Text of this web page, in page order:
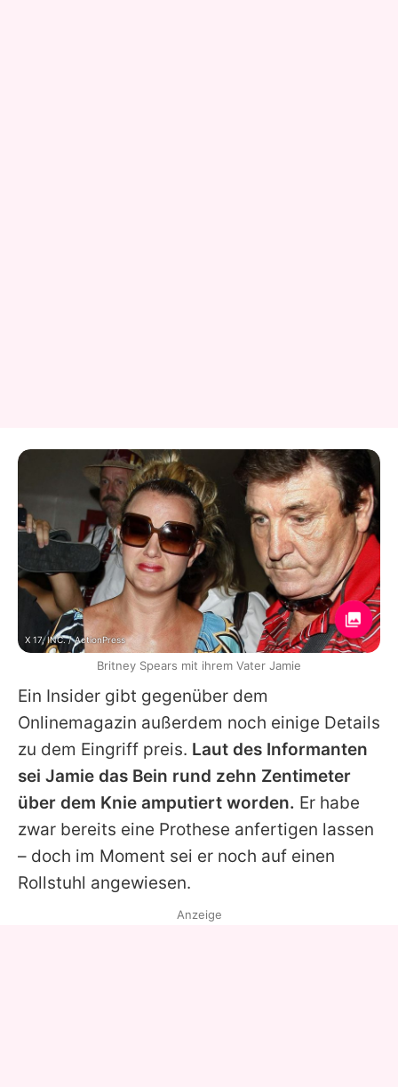
Ein Insider gibt gegenüber dem
Onlinemagazin außerdem noch einige Details
zu dem Eingriff preis. Laut des Informanten
sei Jamie das Bein rund zehn Zentimeter
über dem Knie amputiert worden. Er habe
zwar bereits eine Prothese anfertigen lassen
– doch im Moment sei er noch auf einen
Rollstuhl angewiesen.
X 17, INC. / ActionPress
Britney Spears mit ihrem Vater Jamie
Anzeige